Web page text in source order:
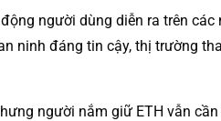
người dùng diễn ra trên các
ninh đáng tin cậy, thị trường
người nắm giữ ETH vẫn